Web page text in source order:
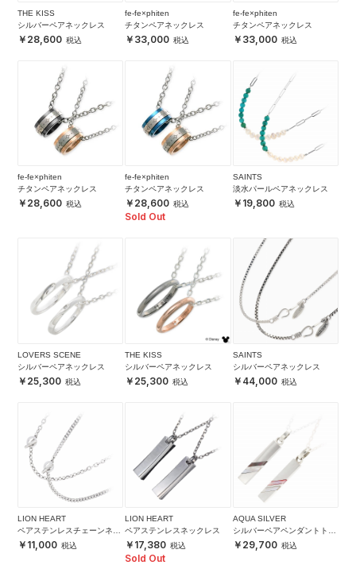
THE KISS
シルバーペアネックレス
28,600
fe-fe×phiten
チタンペアネックレス
33,000
fe-fe×phiten
チタンペアネックレス
33,000
fe-fe×phiten
チタンペアネックレス
28,600
fe-fe×phiten
チタンペアネックレス
28,600
Sold Out
SAINTS
淡水パールペアネックレス
19,800
LOVERS SCENE
シルバーペアネックレス
25,300
THE KISS
シルバーペアネックレス
25,300
SAINTS
シルバーペアネックレス
44,000
LION HEART
ペアステンレスチェーンネッ
クレス
11,000
LION HEART
ペアステンレスネックレス
17,380
Sold Out
AQUA SILVER
シルバーペアペンダントトッ
プ 29,700